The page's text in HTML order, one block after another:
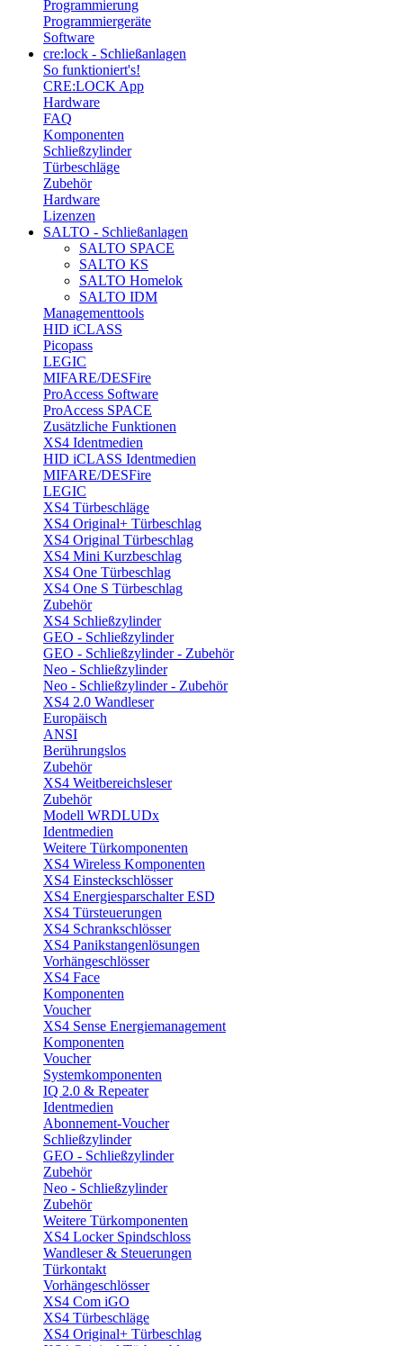
Programmierung
Programmiergeräte
Software
cre:lock - Schließanlagen
So funktioniert's!
CRE:LOCK App
Hardware
FAQ
Komponenten
Schließzylinder
Türbeschläge
Zubehör
Hardware
Lizenzen
SALTO - Schließanlagen
SALTO SPACE
SALTO KS
SALTO Homelok
SALTO IDM
Managementtools
HID iCLASS
Picopass
LEGIC
MIFARE/DESFire
ProAccess Software
ProAccess SPACE
Zusätzliche Funktionen
XS4 Identmedien
HID iCLASS Identmedien
MIFARE/DESFire
LEGIC
XS4 Türbeschläge
XS4 Original+ Türbeschlag
XS4 Original Türbeschlag
XS4 Mini Kurzbeschlag
XS4 One Türbeschlag
XS4 One S Türbeschlag
Zubehör
XS4 Schließzylinder
GEO - Schließzylinder
GEO - Schließzylinder - Zubehör
Neo - Schließzylinder
Neo - Schließzylinder - Zubehör
XS4 2.0 Wandleser
Europäisch
ANSI
Berührungslos
Zubehör
XS4 Weitbereichsleser
Zubehör
Modell WRDLUDx
Identmedien
Weitere Türkomponenten
XS4 Wireless Komponenten
XS4 Einsteckschlösser
XS4 Energiesparschalter ESD
XS4 Türsteuerungen
XS4 Schrankschlösser
XS4 Panikstangenlösungen
Vorhängeschlösser
XS4 Face
Komponenten
Voucher
XS4 Sense Energiemanagement
Komponenten
Voucher
Systemkomponenten
IQ 2.0 & Repeater
Identmedien
Abonnement-Voucher
Schließzylinder
GEO - Schließzylinder
Zubehör
Neo - Schließzylinder
Zubehör
Weitere Türkomponenten
XS4 Locker Spindschloss
Wandleser & Steuerungen
Türkontakt
Vorhängeschlösser
XS4 Com iGO
XS4 Türbeschläge
XS4 Original+ Türbeschlag